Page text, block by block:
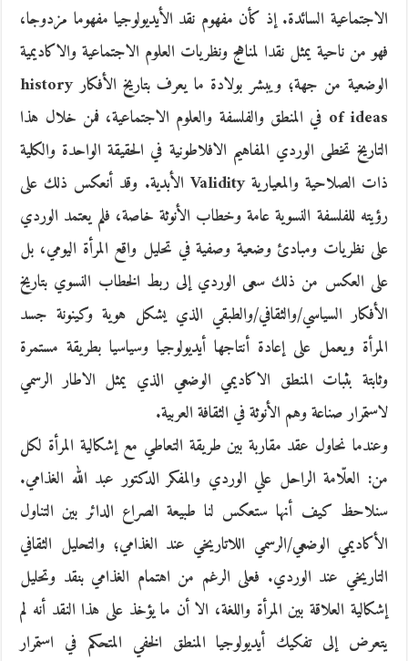
الاجتماعية السائدة. إذ كأن مفهوم نقد الأيديولوجيا مفهوما مزدوجا،
فهو من ناحية يمثل نقدا لمناهج ونظريات العلوم الاجتماعية والاكاديمية
الوضعية من جهة؛ ويبشر بولادة ما يعرف بتاريخ الأفكار history
of ideas في المنطق والفلسفة والعلوم الاجتماعية، فمن خلال هذا
التاريخ تخطى الوردي المفاهيم الافلاطونية في الحقيقة الواحدة والكلية
ذات الصلاحية والمعيارية Validity الأبدية. وقد أنعكس ذلك على
رؤيته للفلسفة النسوية عامة وخطاب الأنوثة خاصة، فلم يعتمد الوردي
على نظريات ومبادئ وضعية وصفية في تحليل واقع المرأة اليومي، بل
على العكس من ذلك سعى الوردي إلى ربط الخطاب النسوي بتاريخ
الأفكار السياسي/والثقافي/والطبقي الذي يشكل هوية وكينونة جسد
المرأة ويعمل على إعادة أنتاجها أيديولوجيا وسياسيا بطريقة مستمرة
وثابتة بثبات المنطق الاكاديمي الوضعي الذي يمثل الاطار الرسمي
لاستمرار صناعة وهم الأنوثة في الثقافة العربية.
وعندما نحاول عقد مقاربة بين طريقة التعاطي مع إشكالية المرأة لكل
من: العلّامة الراحل علي الوردي والمفكر الدكتور عبد الله الغذامي.
سنلاحظ كيف أنها ستعكس لنا طبيعة الصراع الدائر بين التناول
الأكاديمي الوضعي/الرسمي اللاتاريخي عند الغذامي؛ والتحليل الثقافي
التاريخي عند الوردي. فعلى الرغم من اهتمام الغذامي بنقد وتحليل
إشكالية العلاقة بين المرأة واللغة، الا أن ما يؤخذ على هذا النقد أنه لم
يتعرض إلى تفكيك أيديولوجيا المنطق الخفي المتحكم في استمرار